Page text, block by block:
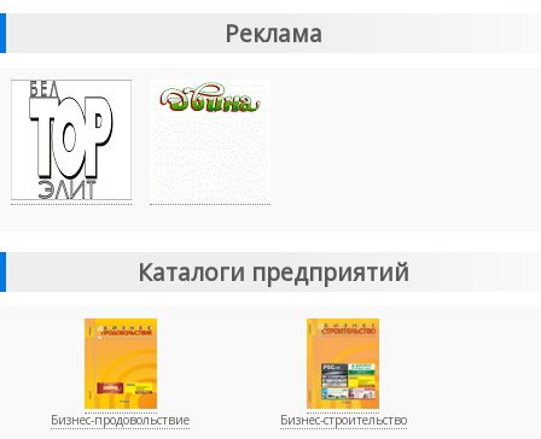
Реклама
Каталоги предприятий
Бизнес-продовольствие Бизнес-строительство